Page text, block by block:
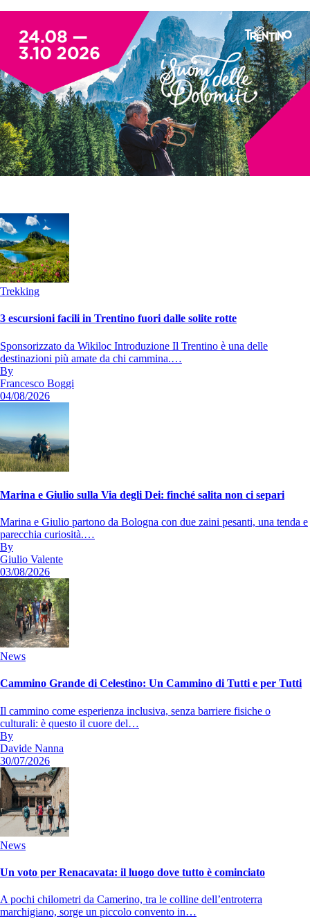
Trekking
3 escursioni facili in Trentino fuori dalle solite rotte
Sponsorizzato da Wikiloc Introduzione Il Trentino è una delle
destinazioni più amate da chi cammina.…
By
Francesco Boggi
04/08/2026
Marina e Giulio sulla Via degli Dei: finché salita non ci separi
Marina e Giulio partono da Bologna con due zaini pesanti, una tenda e
parecchia curiosità.…
By
Giulio Valente
03/08/2026
News
Cammino Grande di Celestino: Un Cammino di Tutti e per Tutti
Il cammino come esperienza inclusiva, senza barriere fisiche o
culturali: è questo il cuore del…
By
Davide Nanna
30/07/2026
News
Un voto per Renacavata: il luogo dove tutto è cominciato
A pochi chilometri da Camerino, tra le colline dell’entroterra
marchigiano, sorge un piccolo convento in…